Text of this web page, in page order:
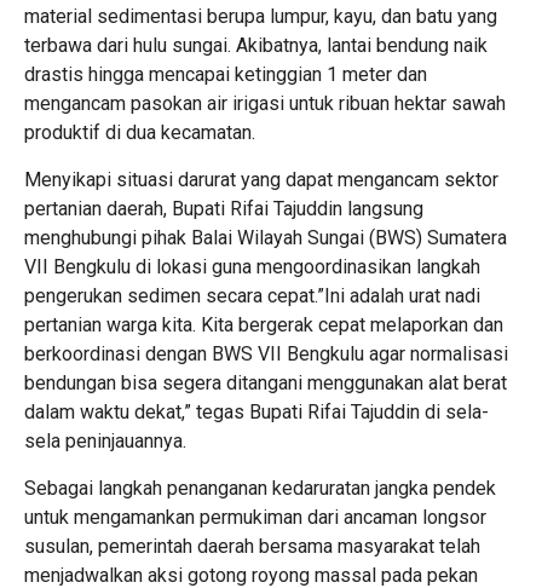
material sedimentasi berupa lumpur, kayu, dan batu yang
terbawa dari hulu sungai. Akibatnya, lantai bendung naik
drastis hingga mencapai ketinggian 1 meter dan
mengancam pasokan air irigasi untuk ribuan hektar sawah
produktif di dua kecamatan.
Menyikapi situasi darurat yang dapat mengancam sektor
pertanian daerah, Bupati Rifai Tajuddin langsung
menghubungi pihak Balai Wilayah Sungai (BWS) Sumatera
VII Bengkulu di lokasi guna mengoordinasikan langkah
pengerukan sedimen secara cepat.”Ini adalah urat nadi
pertanian warga kita. Kita bergerak cepat melaporkan dan
berkoordinasi dengan BWS VII Bengkulu agar normalisasi
bendungan bisa segera ditangani menggunakan alat berat
dalam waktu dekat,” tegas Bupati Rifai Tajuddin di sela-
sela peninjauannya.
Sebagai langkah penanganan kedaruratan jangka pendek
untuk mengamankan permukiman dari ancaman longsor
susulan, pemerintah daerah bersama masyarakat telah
menjadwalkan aksi gotong royong massal pada pekan